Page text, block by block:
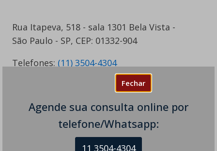
Fechar
Agende sua consulta online por
telefone/Whatsapp:
11 3504-4304
Rua Itapeva, 518 - sala 1301 Bela Vista -
São Paulo - SP, CEP: 01332-904
Telefones: (11) 3504-4304